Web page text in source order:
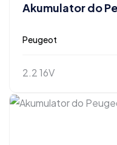
Akumulator do
Peugeot
2.2 16V